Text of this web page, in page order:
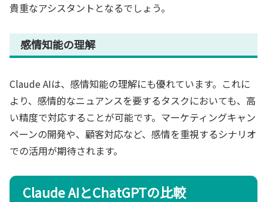
貴重なアシスタントとなるでしょう。
感情知能の理解
Claude AIは、感情知能の理解にも優れています。これに
より、感情的なニュアンスを要するタスクにおいても、高
い精度で対応することが可能です。マーケティングキャン
ペーンの開発や、顧客対応など、感情を重視するシナリオ
での活用が期待されます。
Claude AIとChatGPTの比較